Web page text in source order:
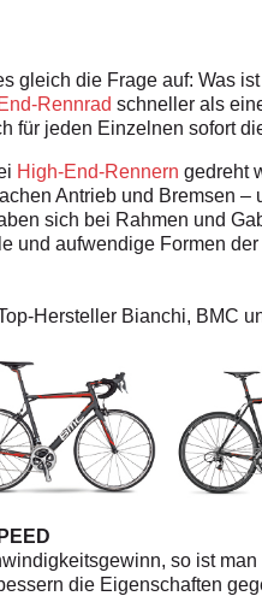
gleich die Frage auf: Was
Rennrad schneller als
für jeden Einzelnen sofort
High-End-Rennern gedreht
Antrieb und Bremsen
sich bei Rahmen und
und aufwendige Formen
Hersteller Bianchi, BMC
so ist
die Eigenschaften